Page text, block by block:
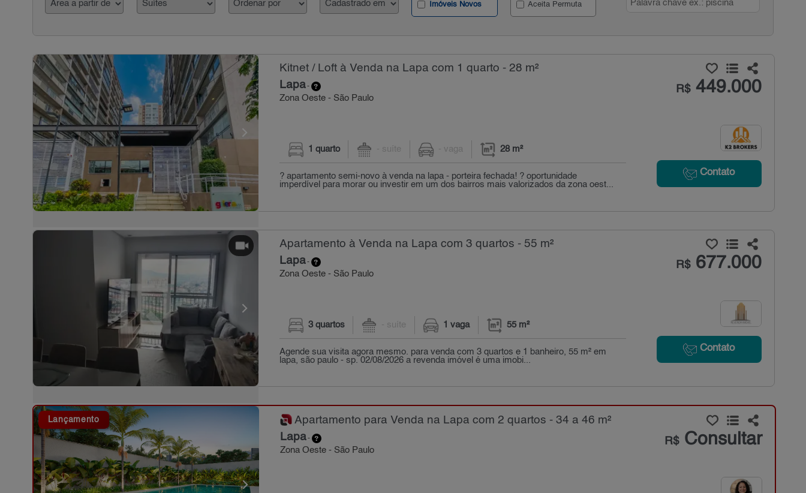
Imóveis Novos Aceita Permuta
Kitnet / Loft à Venda na Lapa com 1 quarto - 28 m²
Lapa-
Zona Oeste - São Paulo
R$449.000
Contato
1 quarto - suíte - vaga 28 m²
? apartamento semi-novo à venda na lapa - porteira fechada! ? oportunidade
imperdível para morar ou investir em um dos bairros mais valorizados da zona oest...
Apartamento à Venda na Lapa com 3 quartos - 55 m²
Lapa-
Zona Oeste - São Paulo
R$677.000
Contato
3 quartos - suíte 1 vaga 55 m²
Agende sua visita agora mesmo. para venda com 3 quartos e 1 banheiro, 55 m² em
lapa, são paulo - sp. 02/08/2026 a revenda imóvel é uma imobi...
Lançamento Apartamento para Venda na Lapa com 2 quartos - 34 a 46 m²
Lapa-
Zona Oeste - São Paulo
R$Consultar